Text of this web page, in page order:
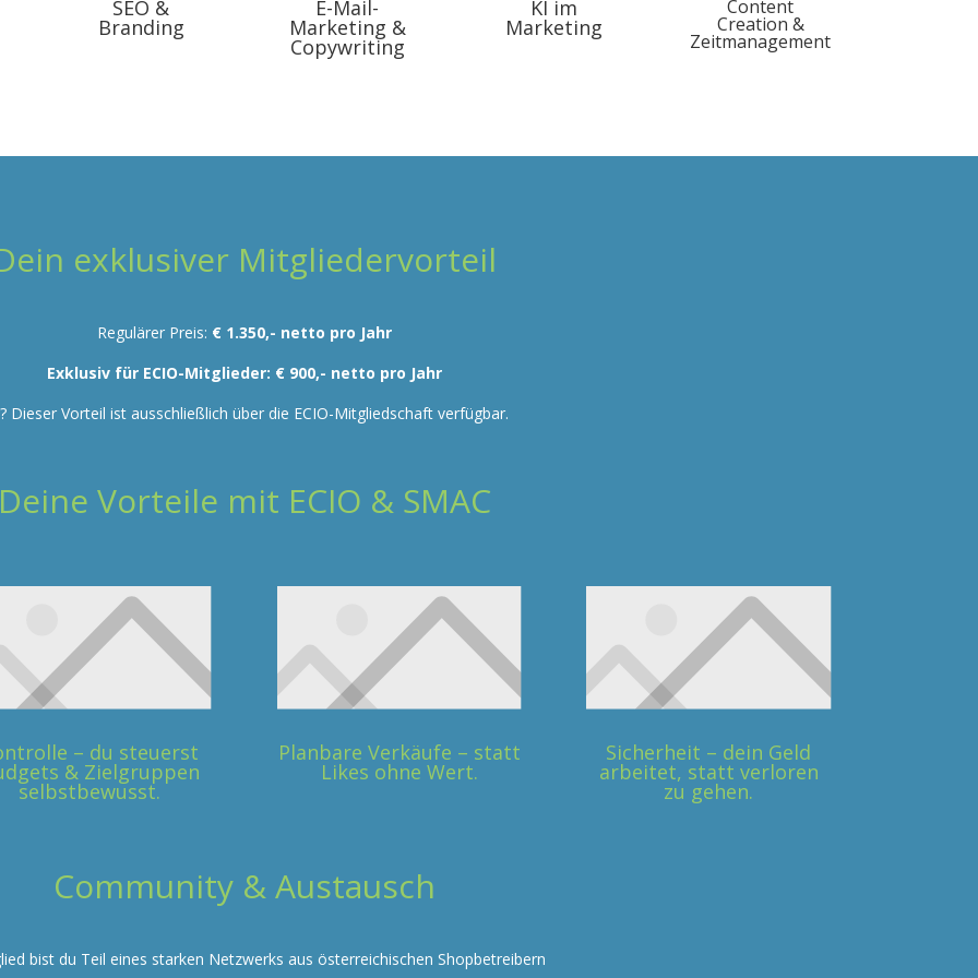
SEO &
Branding
E-Mail-
Marketing &
Copywriting
KI im
Marketing
Content
Creation &
Zeitmanagement
exklusiver Mitgliedervorteil
Regulärer Preis: € 1.350,- netto pro Jahr
Exklusiv für ECIO-Mitglieder: € 900,- netto pro Jahr
Dieser Vorteil ist ausschließlich über die ECIO-Mitgliedschaft verfügbar.
Deine Vorteile mit ECIO & SMAC
– du steuerst
& Zielgruppen
selbstbewusst.
Planbare Verkäufe – statt
Likes ohne Wert.
Sicherheit – dein Geld
arbeitet, statt verloren
zu gehen.
Community & Austausch
bist du Teil eines starken Netzwerks aus österreichischen Shopbetreibern